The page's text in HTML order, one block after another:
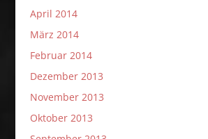
April 2014
März 2014
Februar 2014
Dezember 2013
November 2013
Oktober 2013